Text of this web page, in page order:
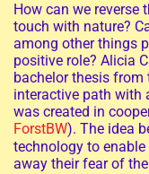
How can we
touch with nature?
among other things
positive role? Alicia
bachelor thesis from
interactive path with
was created in
ForstBW). The idea
technology to
away their fear of